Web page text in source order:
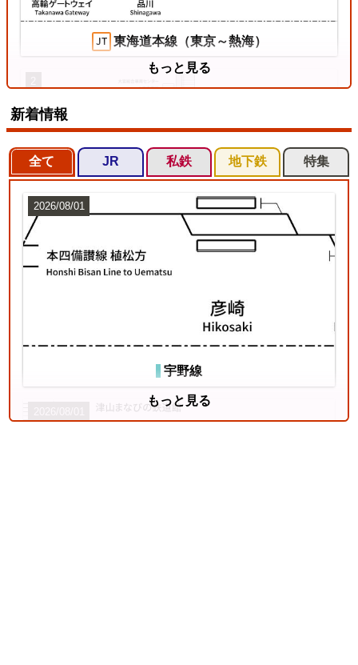
東海道本線（東京～熱海）
東北本線（東京～黒磯）
もっと見る
新着情報
全て JR 私鉄 地下鉄 特集
宇野線
2026/08/01
もっと見る